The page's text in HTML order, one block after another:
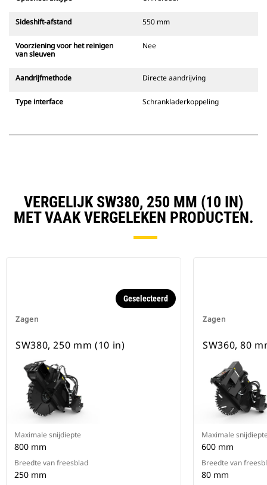
Sideshift-afstand 550 mm
Voorziening voor het reinigen
van sleuven
Nee
Aandrijfmethode Directe aandrijving
Type interface Schrankladerkoppeling
VERGELIJK SW380, 250 MM (10 IN)
MET VAAK VERGELEKEN PRODUCTEN.
Zagen
Geselecteerd
SW380, 250 mm (10 in)
Maximale snijdiepte
800 mm
Breedte van freesblad
250 mm
Zagen
SW360, 80
Maximale
600 mm
Breedte van
80 mm